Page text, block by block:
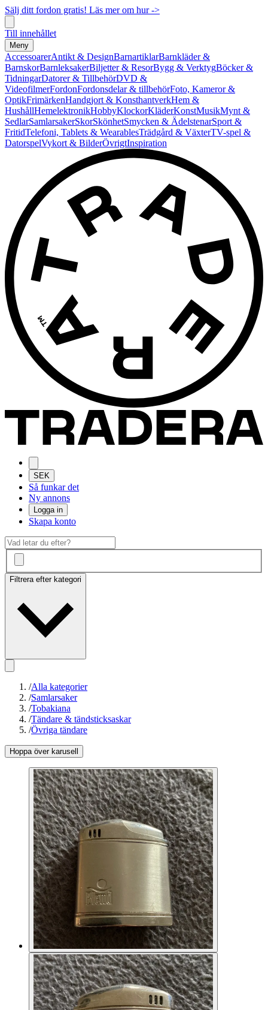
Sälj ditt fordon gratis! Läs mer om hur ->
Till innehållet
Meny
AccessoarerAntikt & DesignBarnartiklarBarnkläder &
BarnskorBarnleksakerBiljetter & ResorBygg & VerktygBöcker &
TidningarDatorer & TillbehörDVD &
VideofilmerFordonFordonsdelar & tillbehörFoto, Kameror &
OptikFrimärkenHandgjort & KonsthantverkHem &
HushållHemelektronikHobbyKlockorKläderKonstMusikMynt &
SedlarSamlarsakerSkorSkönhetSmycken & ÄdelstenarSport &
FritidTelefoni, Tablets & WearablesTrädgård & VäxterTV-spel &
DatorspelVykort & BilderÖvrigtInspiration
SEK
Så funkar det
Ny annons
Logga in
Skapa konto
Filtrera efter kategori
/Alla kategorier
/Samlarsaker
/Tobakiana
/Tändare & tändsticksaskar
/Övriga tändare
Hoppa över karusell